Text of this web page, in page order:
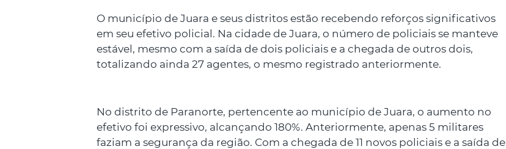
O município de Juara e seus distritos estão recebendo reforços significativos
em seu efetivo policial. Na cidade de Juara, o número de policiais se manteve
estável, mesmo com a saída de dois policiais e a chegada de outros dois,
totalizando ainda 27 agentes, o mesmo registrado anteriormente.
No distrito de Paranorte, pertencente ao município de Juara, o aumento no
efetivo foi expressivo, alcançando 180%. Anteriormente, apenas 5 militares
faziam a segurança da região. Com a chegada de 11 novos policiais e a saída de